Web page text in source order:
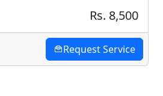
Rs. 8,500
Request Service